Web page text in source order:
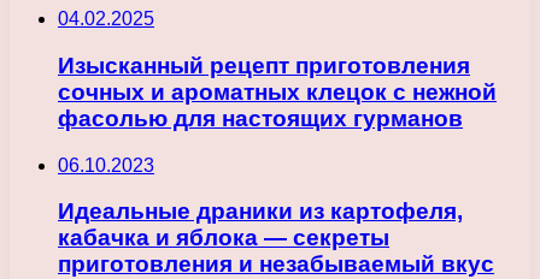
04.02.2025
Изысканный рецепт приготовления
сочных и ароматных клецок с нежной
фасолью для настоящих гурманов
06.10.2023
Идеальные драники из картофеля,
кабачка и яблока — секреты
приготовления и незабываемый вкус